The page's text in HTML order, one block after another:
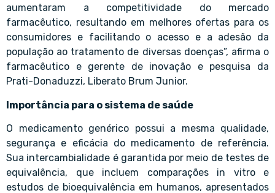
aumentaram a competitividade do mercado
farmacêutico, resultando em melhores ofertas para os
consumidores e facilitando o acesso e a adesão da
população ao tratamento de diversas doenças”, afirma o
farmacêutico e gerente de inovação e pesquisa da
Prati-Donaduzzi, Liberato Brum Junior.
Importância para o sistema de saúde
O medicamento genérico possui a mesma qualidade,
segurança e eficácia do medicamento de referência.
Sua intercambialidade é garantida por meio de testes de
equivalência, que incluem comparações in vitro e
estudos de bioequivalência em humanos, apresentados